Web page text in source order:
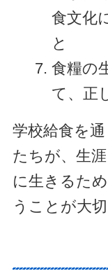
食文化
と
食糧の
て、正
学校給食を
たちが、生
に生きるた
うことが大切